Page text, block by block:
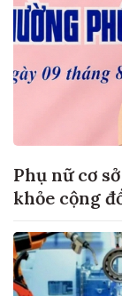
Phụ nữ cơ
khỏe cộng